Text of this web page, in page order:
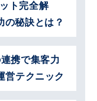
ト完全解
の秘訣とは？
携で集客力
営テクニック